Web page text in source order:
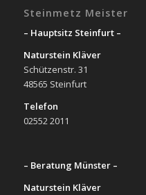
Steinmetz Meister
– Hauptsitz Steinfurt –
Naturstein Kläver
Schützenstr. 31
48565 Steinfurt
Telefon
02552 2011
– Beratung Münster –
Naturstein Kläver